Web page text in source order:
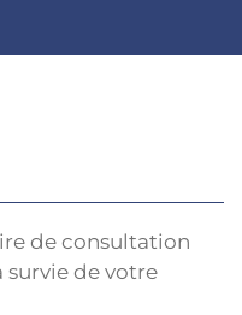
de consultation
survie de votre